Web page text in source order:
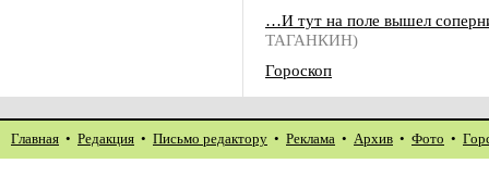
…И тут на поле вышел
ТАГАНКИН)
Гороскоп
Главная • Редакция • Письмо редактору • Реклама • Архив • Фото •